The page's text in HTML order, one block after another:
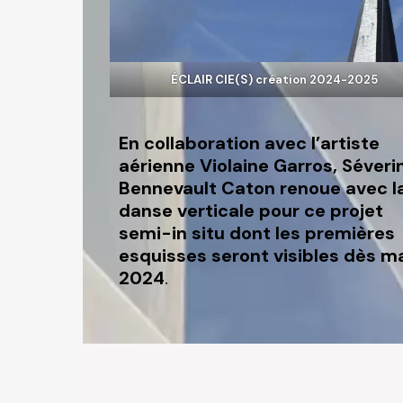
ÉCLAIR CIE(S) création 2024-2025
En collaboration avec l’artiste
aérienne Violaine Garros,
Bennevault Caton renoue avec
danse verticale pour ce projet
semi-in situ dont les premières
esquisses seront visibles dès
2024.